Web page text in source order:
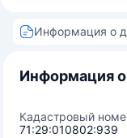
Информация о
Информация
Кадастровый
71:29:010802:939